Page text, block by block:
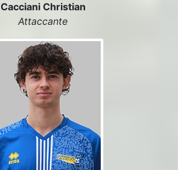
Cacciani Christian
Attaccante